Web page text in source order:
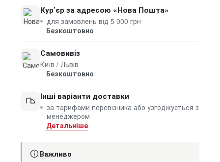
Кур’єр за адресою «Нова Пошта»
для замовлень від 5 000 грн
Безкоштовно
Самовивіз
Київ / Львів
Безкоштовно
Інші варіанти доставки
за тарифами перевізника або узгоджується з
менеджером
Детальніше
Важливо